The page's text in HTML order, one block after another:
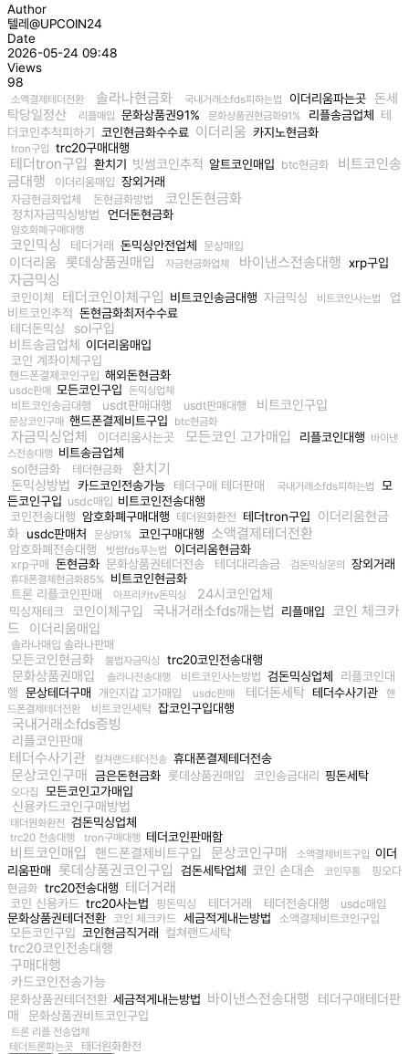
Author
텔레@UPCOIN24
Date
2026-05-24 09:48
Views
98
소액결제테더전환 솔라나현금화 국내거래소fds피하는법 이더리움파는곳 돈세
탁당일정산
리플매입 문화상품권91% 문화상품권현금화91% 리플송금업체
테
더코인추척피하기
코인현금화수수료 이더리움 카지노현금화
tron구입 trc20구매대행
테더tron구입 환치기 빗썸코인추적 알트코인매입 btc현금화
비트코인송
금대행
이더리움매입 장외거래
자금현금화업체 돈현금화방법 코인돈현금화
정치자금믹싱방법 언더돈현금화
암호화폐구매대행
코인믹싱 테더거래 돈믹싱안전업체 문상매입
이더리움 롯데상품권매입 자금현금화업체 바이낸스전송대행 xrp구입
자금믹싱
코인이체 테더코인이체구입 비트코인송금대행 자금믹싱 비트코인사는법
업
비트코인추적 돈현금화최저수수료
테더돈믹싱
sol구입
비트송금업체
이더리움매입
코인 계좌이체구입
핸드폰결제코인구입 해외돈현금화
usdc판매 모든코인구입 돈믹싱업체
비트코인송금대행 usdt판매대행 usdt판매대행 비트코인구입
문상코인구매 핸드폰결제비트구입 btc현금화
자금믹싱업체 이더리움사는곳 모든코인 고가매입 리플코인대행 바이낸
스전송대행 비트송금업체
sol현금화
테더현금화 환치기
돈믹싱방법 카드코인전송가능 테더구매 테더판매 국내거래소fds피하는법
모
든코인구입 usdc매입 비트코인전송대행
코인전송대행 암호화폐구매대행 테더원화환전 테더tron구입
이더리움현금
화 usdc판매처 문상91% 코인구매대행 소액결제테더전환
암호화폐전송대행 빗썸fds푸는법 이더리움현금화
xrp구매 돈현금화 문화상품권테더전송 테더대리송금 검돈믹싱문의 장외거래
휴대폰결제현금화85% 비트코인현금화
트론 리플코인판매
아프리카tv돈믹싱 24시코인업체
믹싱재테크 코인이체구입 국내거래소fds깨는법 리플매입 코인 체크카
드
이더리움매입
솔라나매입 솔라나판매
모든코인현금화 불법자금믹싱 trc20코인전송대행
문화상품권매입 솔라나전송대행 비트코인사는방법 검돈믹싱업체
리플코인대
행 문상테더구매 개인지갑 고가매입 usdc판매 테더돈세탁 테더수사기관
핸
드폰결제테더전환
비트코인세탁 잡코인구입대행
국내거래소fds증빙
리플코인판매
테더수사기관 컬쳐랜드테더전송 휴대폰결제테더전송
문상코인구매 금은돈현금화 롯데상품권매입 코인송금대리 핑돈세탁
오다집 모든코인고가매입
신용카드코인구매방법
태더원화환전 검돈믹싱업체
trc20 전송대행 tron구매대행 테더코인판매함
비트코인매입 핸드폰결제비트구입 문상코인구매 소액결제비트구입 이더
리움판매
롯데상품권코인구입 검돈세탁업체 코인 손대손 코인무통
핑오다
현금화 trc20전송대행 테더거래
코인 신용카드 trc20사는법 핑돈믹싱 테더거래 테더전송대행 usdc매입
문화상품권테더전환 코인 체크카드 세금적게내는방법 소액결제비트코인구입
모든코인구입 코인현금직거래 컬쳐랜드세탁
trc20코인전송대행
구매대행
카드코인전송가능
문화상품권테더전환 세금적게내는방법 바이낸스전송대행
테더구매테더판
매
문화상품권비트코인구입
트론 리플 전송업체
테더트론파는곳
태더원화환전